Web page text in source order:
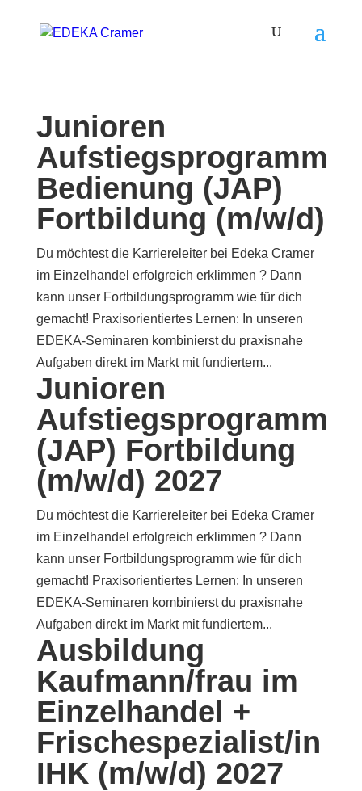
Junioren
Aufstiegsprogramm
Bedienung (JAP)
Fortbildung (m/w/d)
Du möchtest die Karriereleiter bei Edeka Cramer
im Einzelhandel erfolgreich erklimmen ? Dann
kann unser Fortbildungsprogramm wie für dich
gemacht! Praxisorientiertes Lernen: In unseren
EDEKA-Seminaren kombinierst du praxisnahe
Aufgaben direkt im Markt mit fundiertem...
Junioren
Aufstiegsprogramm
(JAP) Fortbildung
(m/w/d) 2027
Du möchtest die Karriereleiter bei Edeka Cramer
im Einzelhandel erfolgreich erklimmen ? Dann
kann unser Fortbildungsprogramm wie für dich
gemacht! Praxisorientiertes Lernen: In unseren
EDEKA-Seminaren kombinierst du praxisnahe
Aufgaben direkt im Markt mit fundiertem...
Ausbildung
Kaufmann/frau im
Einzelhandel +
Frischespezialist/in
IHK (m/w/d) 2027